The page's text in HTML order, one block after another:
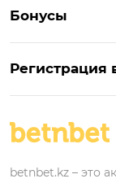
Обзор Винлайн
Обзор Олимпбет
Тенниси на
Букмекеры для
Бонусы
Бонусы за
Кешбэк
Бонусы Ubet
Регистрация
Регистрация в
betnbet.kz – это